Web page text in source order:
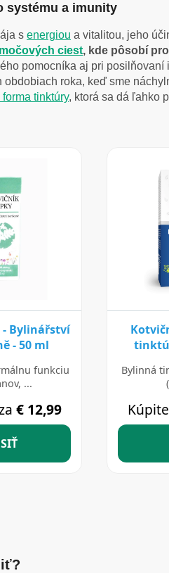
systému a imunity
s energiou a vitalitou, jeho
močových ciest, kde pôsobí
pomocníka aj pri
obdobiach roka, keď sme
forma tinktúry, ktorá sa dá ľahko